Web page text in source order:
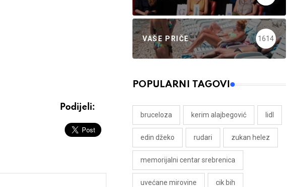
Podijeli:
VAŠE PRIČE 1614
POPULARNI TAGOVI
bruceloza kerim alajbegović lidl
edin džeko rudari zukan helez
memorijalni centar srebrenica
uvećane mirovine cik bih